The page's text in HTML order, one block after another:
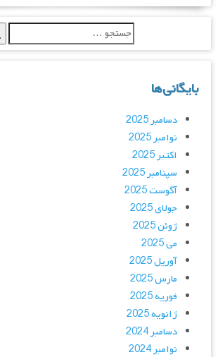
بایگانی‌ها
دسامبر 2025
نوامبر 2025
اکتبر 2025
سپتامبر 2025
آگوست 2025
جولای 2025
ژوئن 2025
می 2025
آوریل 2025
مارس 2025
فوریه 2025
ژانویه 2025
دسامبر 2024
نوامبر 2024